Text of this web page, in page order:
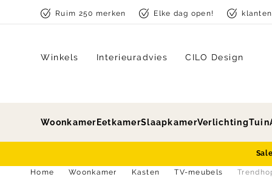
Skip to contentRuim 250 merken Elke dag open!
Winkels Interieuradvies CILO Design
Woonkamer EetkamerSlaapkamerVerlichtingTuin
Home
Woonkamer Kasten TV-meubels